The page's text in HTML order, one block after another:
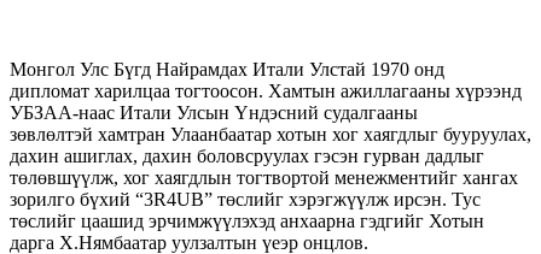
Монгол Улс Бүгд Найрамдах Итали Улстай 1970 онд
дипломат харилцаа тогтоосон. Хамтын ажиллагааны хүрээнд
УБЗАА-наас Итали Улсын Үндэсний судалгааны
зөвлөлтэй хамтран Улаанбаатар хотын хог хаягдлыг бууруулах,
дахин ашиглах, дахин боловсруулах гэсэн гурван дадлыг
төлөвшүүлж, хог хаягдлын тогтвортой менежментийг хангах
зорилго бүхий “3R4UB” төслийг хэрэгжүүлж ирсэн. Тус
төслийг цаашид эрчимжүүлэхэд анхаарна гэдгийг Хотын
дарга Х.Нямбаатар уулзалтын үеэр онцлов.